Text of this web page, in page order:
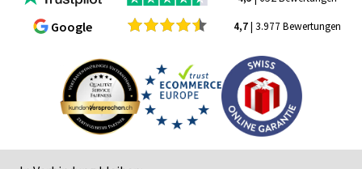
Google 4,7| 3.977 Bewertungen